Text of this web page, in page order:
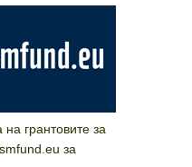
грантовите за
за